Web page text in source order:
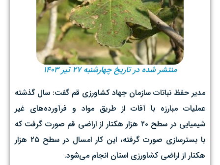
منتشر شده در تاریخ چهارشنبه ۲۷ تیر ۱۴۰۳
مدیر حفظ نباتات سازمان جهاد کشاورزی قم گفت: سال گذشته
عملیات مبارزه با آفات از طریق مواد و فرآورده‌های غیر
شیمیایی در سطح ۲۰ هزار هکتار از اراضی قم صورت گرفت که
با بسترسازی صورت گرفته، این کار امسال در سطح ۲۵ هزار
هکتار از اراضی کشاورزی استان انجام می‌شود.